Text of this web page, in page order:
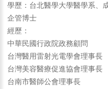
學歷：台北醫學大學醫學系、
企管博士
經歷：
中華民國行政院政務顧問
台灣醫用雷射光電學會理事長
台灣美容醫療促進協會理事長
台南市醫師公會理事長